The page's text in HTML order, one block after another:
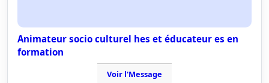
Animateur socio culturel hes et éducateur es en
formation
Voir l'Message